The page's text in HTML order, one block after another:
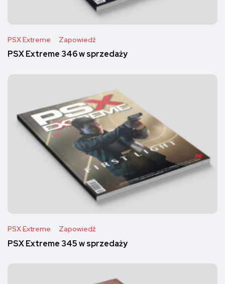
PSX Extreme Zapowiedź
PSX Extreme 346 w sprzedaży
PSX Extreme Zapowiedź
PSX Extreme 345 w sprzedaży